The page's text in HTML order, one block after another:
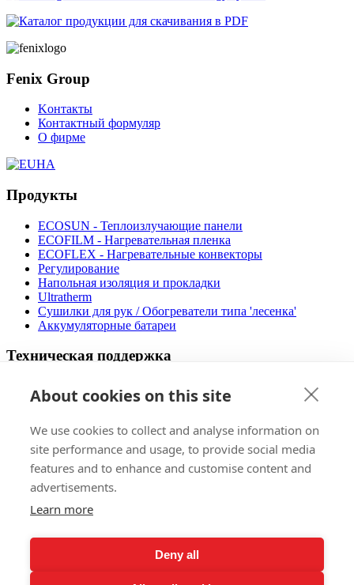
Fenix Group
Kонтакты
Контактный формуляр
О фирме
Продукты
ECOSUN - Теплоизлучающие панели
ECOFILM - Нагревательная пленка
ECOFLEX - Нагревательные конвекторы
Регулирование
Напольная изоляция и прокладки
Ultratherm
Cушилки для рук / Обогреватели типа 'лесенка'
Аккумуляторные батареи
Техническая поддержка
Дизайнер напольного отопления
Эксплуатационные расходы
Сертификация
Файлы, которые можно скачать
ЧАВО
Продажа
Приглашение на выставку
About cookies on this site
We use cookies to collect and analyse information on
site performance and usage, to provide social media
features and to enhance and customise content and
advertisements.
Learn more
Deny all